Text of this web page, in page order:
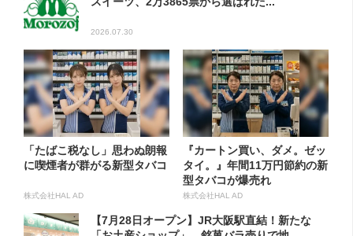
2026.07.30
「たばこ税なし」思わぬ朗報
に喫煙者が群がる新型タバコ
株式会社HAL AD
『カートン買い、ダメ。ゼッ
タイ。』年間11万円節約の新
型タバコが爆売れ
株式会社HAL AD
【7月28日オープン】JR大阪駅直結！新たな